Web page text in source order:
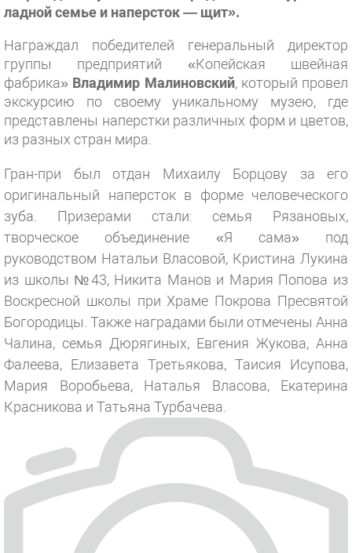
ладной семье и наперсток — щит».
Награждал победителей генеральный директор
группы предприятий «Копейская швейная
фабрика» Владимир Малиновский, который провел
экскурсию по своему уникальному музею, где
представлены наперстки различных форм и цветов,
из разных стран мира.
Гран-при был отдан Михаилу Борцову за его
оригинальный наперсток в форме человеческого
зуба. Призерами стали: семья Рязановых,
творческое объединение «Я сама» под
руководством Натальи Власовой, Кристина Лукина
из школы №43, Никита Манов и Мария Попова из
Воскресной школы при Храме Покрова Пресвятой
Богородицы. Также наградами были отмечены Анна
Чалина, семья Дюрягиных, Евгения Жукова, Анна
Фалеева, Елизавета Третьякова, Таисия Исупова,
Мария Воробьева, Наталья Власова, Екатерина
Красникова и Татьяна Турбачева.